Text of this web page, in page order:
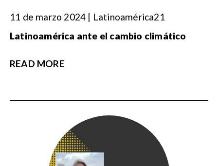
11 de marzo 2024 | Latinoamérica21
Latinoamérica ante el cambio climático
READ MORE